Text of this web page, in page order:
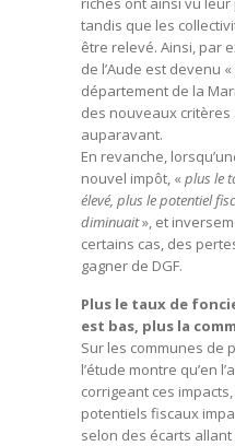
tandis que les
être relevé. Ainsi, par
de l’Aude est devenu «
département de la
des nouveaux critères
auparavant.
En revanche,
nouvel impôt, « plus le
élevé, plus le potentiel
diminuait», et
certains cas, des
gagner de DGF.
Plus le taux de
est bas, plus la
Sur les communes de
l’étude montre qu’en
corrigeant ces
potentiels fiscaux
selon des écarts allant